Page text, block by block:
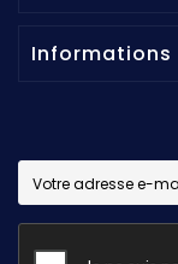
Informations